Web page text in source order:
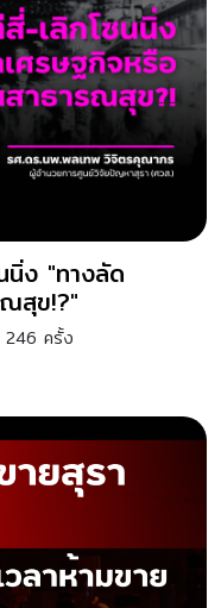
นิ่ง "ทางลัด
สุข!?"
ครั้ง